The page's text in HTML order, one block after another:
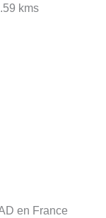
kms
en France